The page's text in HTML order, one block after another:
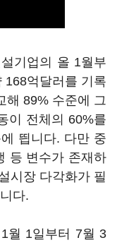
기업의 올 1월부
168억달러를 기록
해 89% 수준에 그
이 전체의 60%를
띕니다. 다만 중
등 변수가 존재하
시장 다각화가 필
다.
월 1일부터 7월 3